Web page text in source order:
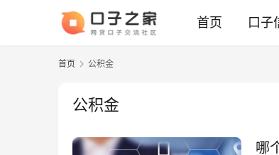
首页 口子
首页 公积金
公积金
哪